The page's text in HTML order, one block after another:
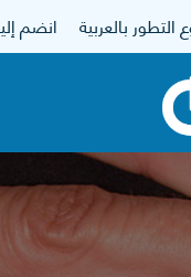
بالعربية انضم